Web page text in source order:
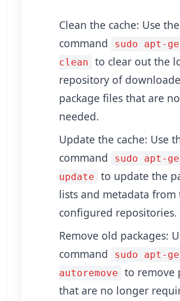
Clean the cache: Use the
command
sudo apt-
clean
to clear out the
repository of
package files that are
needed.
Update the cache: Use
command
sudo apt-
update
to update the
lists and metadata from
configured repositories.
Remove old packages:
command
sudo apt-
autoremove
to remove
that are no longer